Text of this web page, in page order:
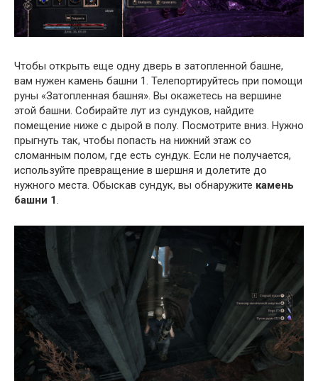
Чтобы открыть еще одну дверь в затопленной башне,
вам нужен камень башни 1. Телепортируйтесь при помощи
руны «Затопленная башня». Вы окажетесь на вершине
этой башни. Собирайте лут из сундуков, найдите
помещение ниже с дырой в полу. Посмотрите вниз. Нужно
прыгнуть так, чтобы попасть на нижний этаж со
сломанным полом, где есть сундук. Если не получается,
используйте превращение в шершня и долетите до
нужного места. Обыскав сундук, вы обнаружите камень
башни 1